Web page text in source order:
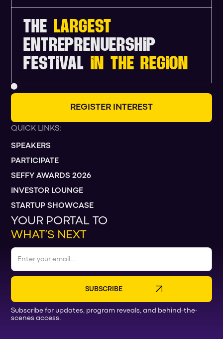
THE LARGEST
ENTREPRENUERSHIP
FESTIVAL IN THE REGION
R EG S E R N E R ES
QUICK LINKS:
SPEAKERS
PARTICIPATE
SEFFY AWARDS 2026
INVESTOR LOUNGE
STARTUP SHOWCASE
YOUR PORTAL TO
WHAT’S NEXT
Subscribe for updates, program reveals, and behind-the-
scenes access.